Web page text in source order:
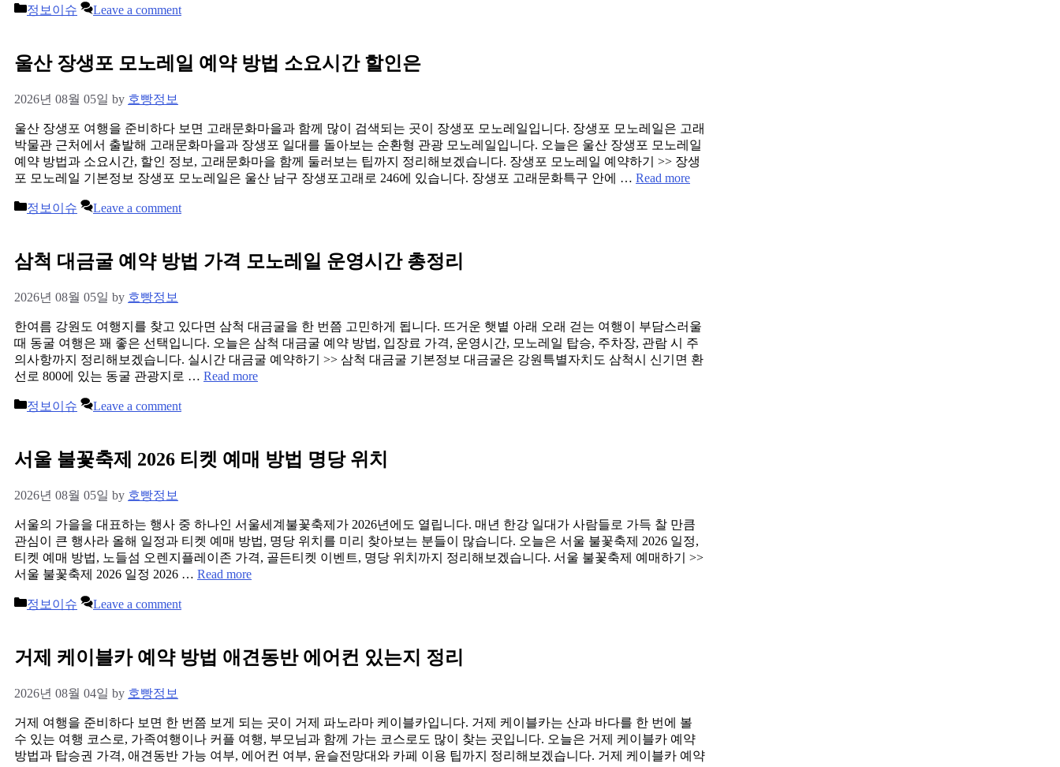
Categories
정보이슈 Leave a comment
울산 장생포 모노레일 예약 방법 소요시간 할인은
2026년 08월 05일 by 호빵정보
울산 장생포 여행을 준비하다 보면 고래문화마을과 함께 많이 검색되는 곳이 장생포 모노레일입니다. 장생포 모노레일은 고래
박물관 근처에서 출발해 고래문화마을과 장생포 일대를 돌아보는 순환형 관광 모노레일입니다. 오늘은 울산 장생포 모노레일
예약 방법과 소요시간, 할인 정보, 고래문화마을 함께 둘러보는 팁까지 정리해보겠습니다. 장생포 모노레일 예약하기 >> 장생
포 모노레일 기본정보 장생포 모노레일은 울산 남구 장생포고래로 246에 있습니다. 장생포 고래문화특구 안에 … Read more
Categories
정보이슈 Leave a comment
삼척 대금굴 예약 방법 가격 모노레일 운영시간 총정리
2026년 08월 05일 by 호빵정보
한여름 강원도 여행지를 찾고 있다면 삼척 대금굴을 한 번쯤 고민하게 됩니다. 뜨거운 햇볕 아래 오래 걷는 여행이 부담스러울
때 동굴 여행은 꽤 좋은 선택입니다. 오늘은 삼척 대금굴 예약 방법, 입장료 가격, 운영시간, 모노레일 탑승, 주차장, 관람 시 주
의사항까지 정리해보겠습니다. 실시간 대금굴 예약하기 >> 삼척 대금굴 기본정보 대금굴은 강원특별자치도 삼척시 신기면 환
선로 800에 있는 동굴 관광지로 … Read more
Categories
정보이슈 Leave a comment
서울 불꽃축제 2026 티켓 예매 방법 명당 위치
2026년 08월 05일 by 호빵정보
서울의 가을을 대표하는 행사 중 하나인 서울세계불꽃축제가 2026년에도 열립니다. 매년 한강 일대가 사람들로 가득 찰 만큼
관심이 큰 행사라 올해 일정과 티켓 예매 방법, 명당 위치를 미리 찾아보는 분들이 많습니다. 오늘은 서울 불꽃축제 2026 일정,
티켓 예매 방법, 노들섬 오렌지플레이존 가격, 골든티켓 이벤트, 명당 위치까지 정리해보겠습니다. 서울 불꽃축제 예매하기 >>
서울 불꽃축제 2026 일정 2026 … Read more
Categories
정보이슈 Leave a comment
거제 케이블카 예약 방법 애견동반 에어컨 있는지 정리
2026년 08월 04일 by 호빵정보
거제 여행을 준비하다 보면 한 번쯤 보게 되는 곳이 거제 파노라마 케이블카입니다. 거제 케이블카는 산과 바다를 한 번에 볼
수 있는 여행 코스로, 가족여행이나 커플 여행, 부모님과 함께 가는 코스로도 많이 찾는 곳입니다. 오늘은 거제 케이블카 예약
방법과 탑승권 가격, 애견동반 가능 여부, 에어컨 여부, 윤슬전망대와 카페 이용 팁까지 정리해보겠습니다. 거제 케이블카 예약